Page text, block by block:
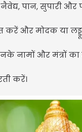
पान, सुपारी और
करें और मोदक या
नामों और मंत्रों का
करें।